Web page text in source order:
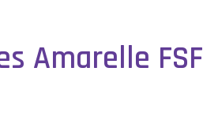
Amarelle